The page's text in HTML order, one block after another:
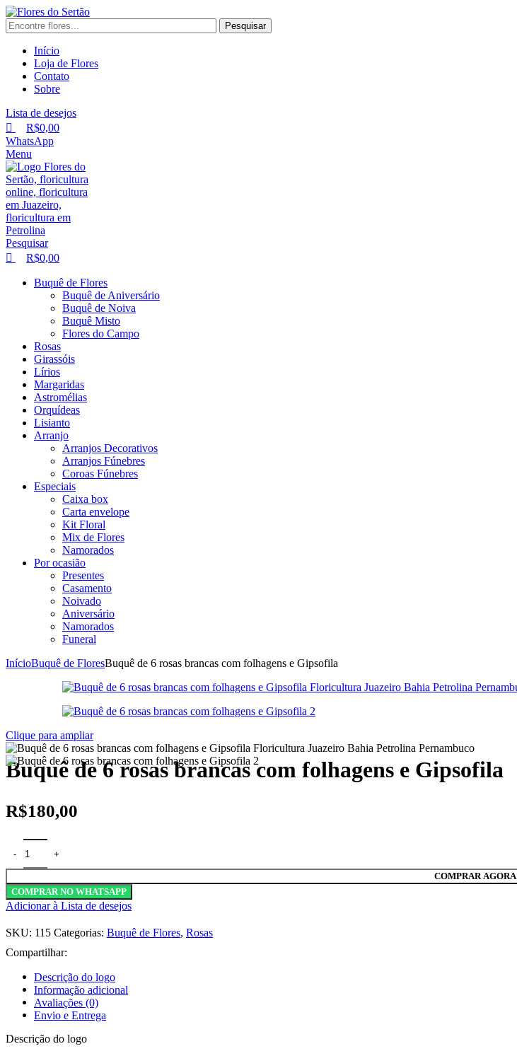
Pesquisar
Início
Loja de Flores
Contato
Sobre
Lista de desejos
R$0,00
WhatsApp
Menu
Pesquisar
R$0,00
Buquê de Flores
Buquê de Aniversário
Buquê de Noiva
Buquê Misto
Flores do Campo
Rosas
Girassóis
Lírios
Margaridas
Astromélias
Orquídeas
Lisianto
Arranjo
Arranjos Decorativos
Arranjos Fúnebres
Coroas Fúnebres
Especiais
Caixa box
Carta envelope
Kit Floral
Mix de Flores
Namorados
Por ocasião
Presentes
Casamento
Noivado
Aniversário
Namorados
Funeral
InícioBuquê de FloresBuquê de 6 rosas brancas com folhagens e Gipsofila
Clique para ampliar
Buquê de 6 rosas brancas com folhagens e Gipsofila
R$180,00
COMPRAR AGORA
COMPRAR NO WHATSAPP
Adicionar à Lista de desejos
SKU: 115 Categorias: Buquê de Flores, Rosas
Compartilhar:
Descrição do logo
Informação adicional
Avaliações (0)
Envio e Entrega
Descrição do logo